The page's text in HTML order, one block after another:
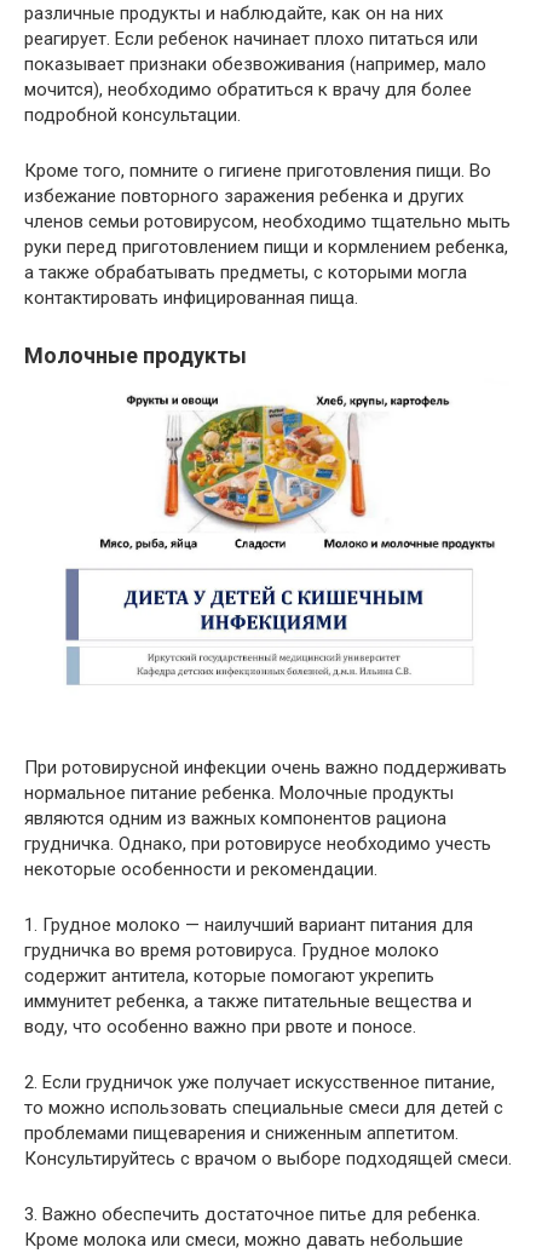
различные продукты и наблюдайте, как он на них
реагирует. Если ребенок начинает плохо питаться или
показывает признаки обезвоживания (например, мало
мочится), необходимо обратиться к врачу для более
подробной консультации.
Кроме того, помните о гигиене приготовления пищи. Во
избежание повторного заражения ребенка и других
членов семьи ротовирусом, необходимо тщательно мыть
руки перед приготовлением пищи и кормлением ребенка,
а также обрабатывать предметы, с которыми могла
контактировать инфицированная пища.
Молочные продукты
При ротовирусной инфекции очень важно поддерживать
нормальное питание ребенка. Молочные продукты
являются одним из важных компонентов рациона
грудничка. Однако, при ротовирусе необходимо учесть
некоторые особенности и рекомендации.
1. Грудное молоко — наилучший вариант питания для
грудничка во время ротовируса. Грудное молоко
содержит антитела, которые помогают укрепить
иммунитет ребенка, а также питательные вещества и
воду, что особенно важно при рвоте и поносе.
2. Если грудничок уже получает искусственное питание,
то можно использовать специальные смеси для детей с
проблемами пищеварения и сниженным аппетитом.
Консультируйтесь с врачом о выборе подходящей смеси.
3. Важно обеспечить достаточное питье для ребенка.
Кроме молока или смеси, можно давать небольшие